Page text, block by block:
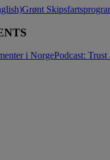
Grønt
i NorgePodcast: